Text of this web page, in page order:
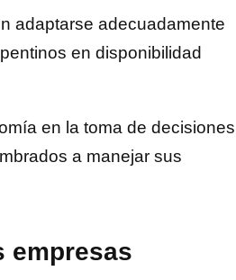
adaptarse adecuadamente
en disponibilidad
en la toma de decisiones
a manejar sus
empresas